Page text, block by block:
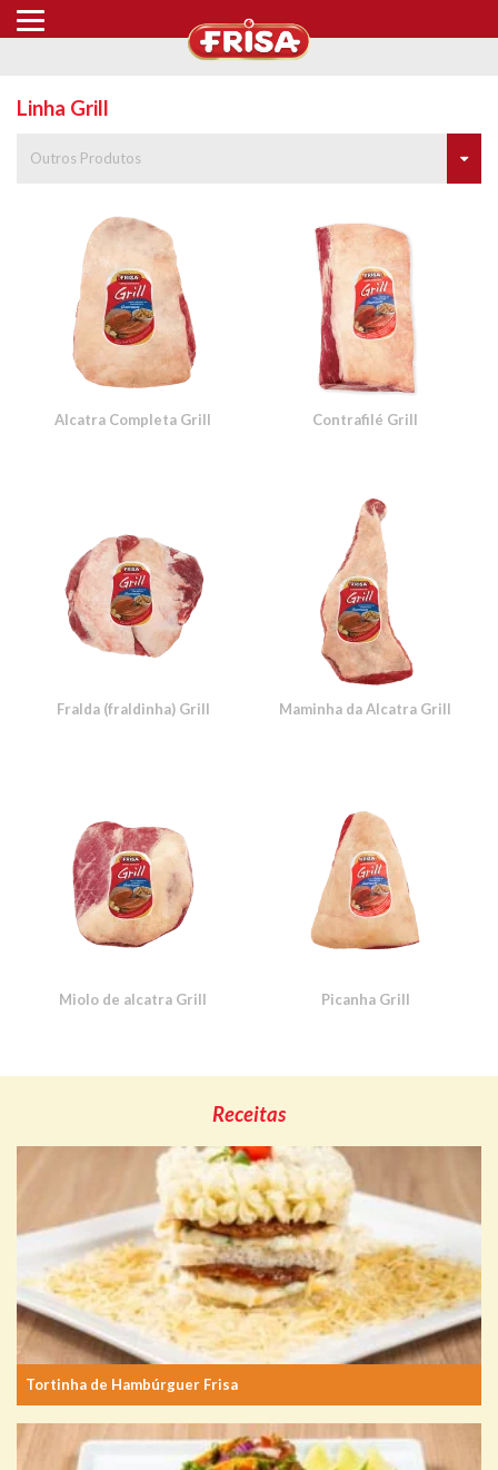
Linha Grill
Outros Produtos
Alcatra Completa Grill Contrafilé Grill
Fralda (fraldinha) Grill Maminha da Alcatra Grill
Miolo de alcatra Grill Picanha Grill
Receitas
Tortinha de Hambúrguer Frisa